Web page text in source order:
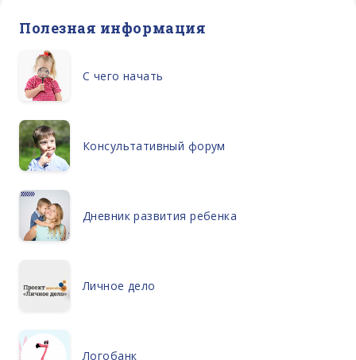
Полезная информация
С чего начать
Консультативный форум
Дневник развития ребенка
Личное дело
Логобанк